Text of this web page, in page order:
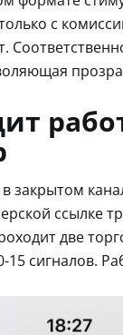
с
закрытом
ссылке
две
сигналов.